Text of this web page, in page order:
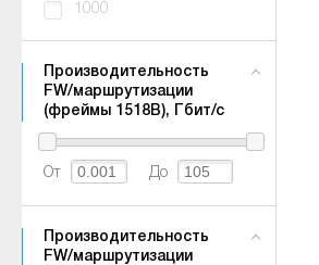
1000
Производительность
FW/маршрутизации
(фреймы 1518B), Гбит/с
От До
Производительность
FW/маршрутизации